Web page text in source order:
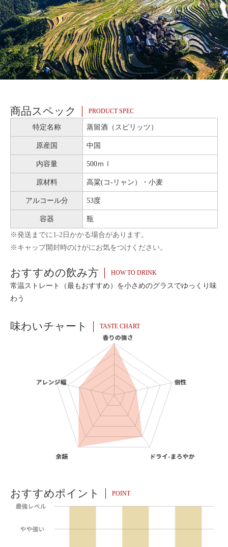
商品スペック PRODUCT SPEC
特定名称 蒸留酒（スピリッツ）
原産国 中国
内容量 500ｍｌ
原材料 高粱(コ-リャン）・小麦
アルコール分 53度
容器 瓶
※発送までに1-2日かかる場合があります。
※キャップ開封時のけがにお気をつけください。
おすすめの飲み方 HOW TO DRINK
常温ストレート（最もおすすめ）を小さめのグラスでゆっくり味
わう
味わいチャート TASTE CHART
おすすめポイント POINT